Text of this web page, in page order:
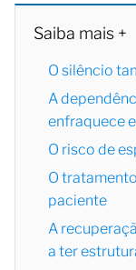
Saiba mais +
O silêncio
A
enfraquece
O risco de
O
paciente
A
a ter